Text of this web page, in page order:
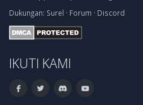
Dukungan: Surel · Forum · Discord
IKUTI KAMI